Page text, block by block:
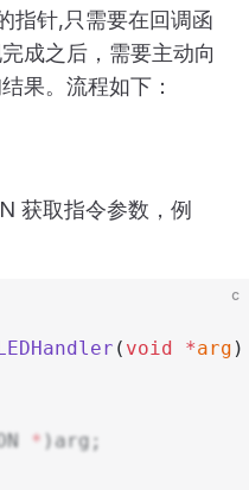
指针,只需要在回调函
成之后，需要主动向
果。流程如下：
获取指令参数，例
c
( void *arg )
* )arg;